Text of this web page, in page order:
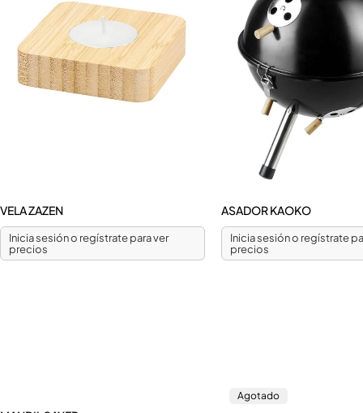
VELA ZAZEN
Inicia sesión o regístrate para ver
precios
ASADOR KAOKO
Inicia sesión o regístrate
precios
Agotado